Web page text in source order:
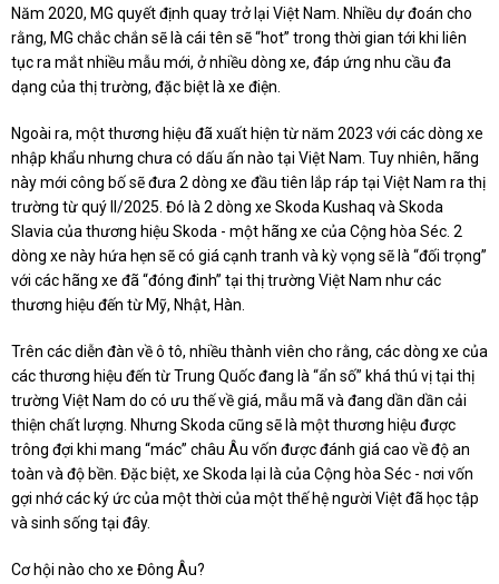
Năm 2020, MG quyết định quay trở lại Việt Nam. Nhiều dự đoán cho
rằng, MG chắc chắn sẽ là cái tên sẽ “hot” trong thời gian tới khi liên
tục ra mắt nhiều mẫu mới, ở nhiều dòng xe, đáp ứng nhu cầu đa
dạng của thị trường, đặc biệt là xe điện.
Ngoài ra, một thương hiệu đã xuất hiện từ năm 2023 với các dòng xe
nhập khẩu nhưng chưa có dấu ấn nào tại Việt Nam. Tuy nhiên, hãng
này mới công bố sẽ đưa 2 dòng xe đầu tiên lắp ráp tại Việt Nam ra thị
trường từ quý II/2025. Đó là 2 dòng xe Skoda Kushaq và Skoda
Slavia của thương hiệu Skoda - một hãng xe của Cộng hòa Séc. 2
dòng xe này hứa hẹn sẽ có giá cạnh tranh và kỳ vọng sẽ là “đối trọng”
với các hãng xe đã “đóng đinh” tại thị trường Việt Nam như các
thương hiệu đến từ Mỹ, Nhật, Hàn.
Trên các diễn đàn về ô tô, nhiều thành viên cho rằng, các dòng xe của
các thương hiệu đến từ Trung Quốc đang là “ẩn số” khá thú vị tại thị
trường Việt Nam do có ưu thế về giá, mẫu mã và đang dần dần cải
thiện chất lượng. Nhưng Skoda cũng sẽ là một thương hiệu được
trông đợi khi mang “mác” châu Âu vốn được đánh giá cao về độ an
toàn và độ bền. Đặc biệt, xe Skoda lại là của Cộng hòa Séc - nơi vốn
gợi nhớ các ký ức của một thời của một thế hệ người Việt đã học tập
và sinh sống tại đây.
Cơ hội nào cho xe Đông Âu?